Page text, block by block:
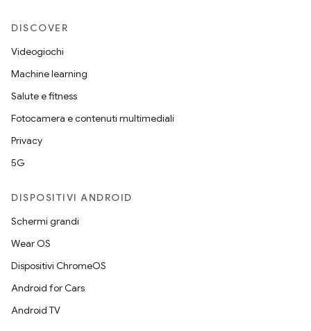
DISCOVER
Videogiochi
Machine learning
Salute e fitness
Fotocamera e contenuti multimediali
Privacy
5G
DISPOSITIVI ANDROID
Schermi grandi
Wear OS
Dispositivi ChromeOS
Android for Cars
Android TV